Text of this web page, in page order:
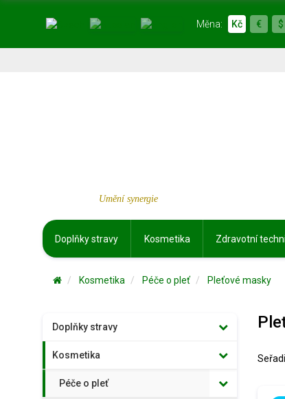
Měna: Kč € $
Umění synergie
Doplňky stravy Kosmetika Zdravotní
Kosmetika Péče o pleť Pleťové masky
Doplňky stravy
Kosmetika
Péče o pleť